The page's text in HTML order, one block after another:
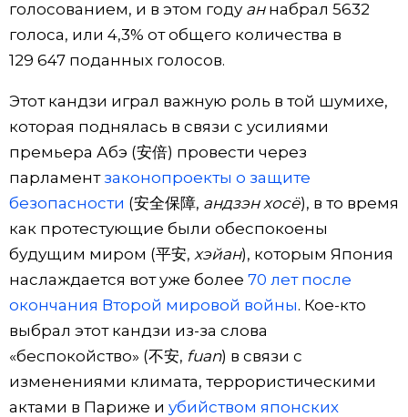
голосованием, и в этом году аннабрал 5632
голоса, или 4,3% от общего количества в
129 647 поданных голосов.
Этот кандзи играл важную роль в той шумихе,
которая поднялась в связи с усилиями
премьера Абэ (安倍) провести через
парламент законопроекты о защите
безопасности (安全保障, андзэн хосё), в то время
как протестующие были обеспокоены
будущим миром (平安, хэйан), которым Япония
наслаждается вот уже более 70 лет после
окончания Второй мировой войны. Кое-кто
выбрал этот кандзи из-за слова
«беспокойство» (不安, fuan) в связи с
изменениями климата, террористическими
актами в Париже и убийством японских